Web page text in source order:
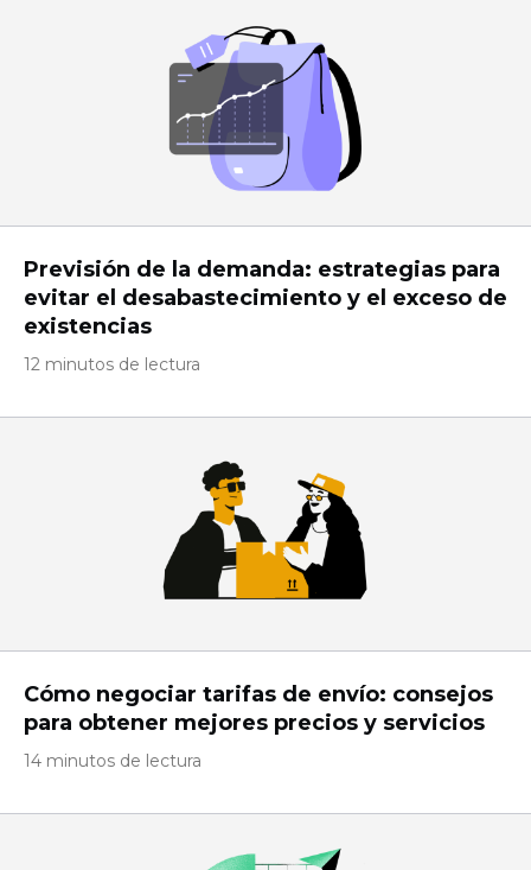
Previsión de la demanda: estrategias para
evitar el desabastecimiento y el exceso de
existencias
12 minutos de lectura
Cómo negociar tarifas de envío: consejos
para obtener mejores precios y servicios
14 minutos de lectura